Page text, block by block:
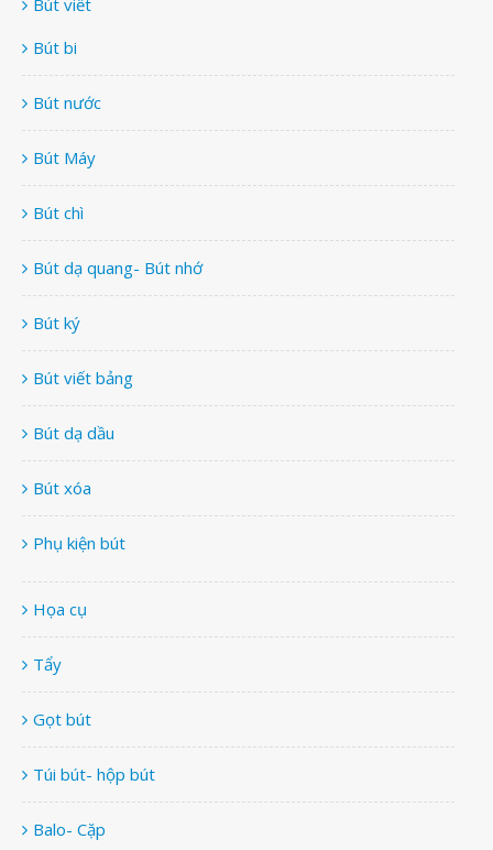
Bút bi
Bút nước
Bút Máy
Bút chì
Bút dạ quang- Bút nhớ
Bút ký
Bút viết bảng
Bút dạ dầu
Bút xóa
Phụ kiện bút
Họa cụ
Tẩy
Gọt bút
Túi bút- hộp bút
Balo- Cặp